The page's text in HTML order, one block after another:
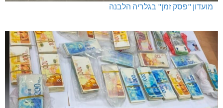
מועדון "פסק זמן" בגלריה הלבנה